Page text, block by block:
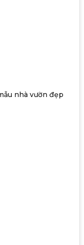
nhà vườn đẹp